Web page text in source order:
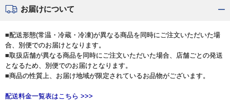
お届けについて
■配送形態(常温・冷蔵・冷凍)が異なる商品を同時にご注文いただいた場
合、別便でのお届けとなります。
■取扱店舗が異なる商品を同時にご注文いただいた場合、店舗ごとの発送
となるため、別便でのお届けとなります。
■商品の性質上、お届け地域が限定されているお品物がございます。
配送料金一覧表はこちら >>>